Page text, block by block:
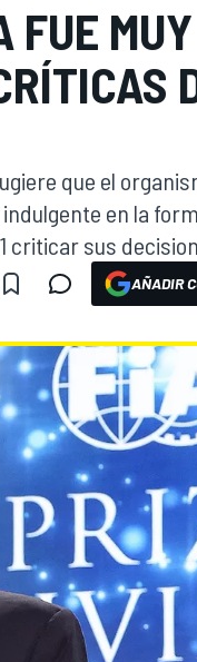
FUE MUY
que el
en la
criticar sus
AÑADIR